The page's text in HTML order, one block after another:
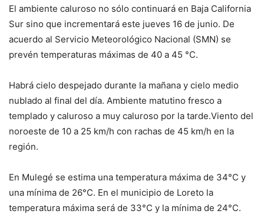
El ambiente caluroso no sólo continuará en Baja California
Sur sino que incrementará este jueves 16 de junio. De
acuerdo al Servicio Meteorológico Nacional (SMN) se
prevén temperaturas máximas de 40 a 45 °C.
Habrá cielo despejado durante la mañana y cielo medio
nublado al final del día. Ambiente matutino fresco a
templado y caluroso a muy caluroso por la tarde.Viento del
noroeste de 10 a 25 km/h con rachas de 45 km/h en la
región.
En Mulegé se estima una temperatura máxima de 34°C y
una mínima de 26°C. En el municipio de Loreto la
temperatura máxima será de 33°C y la mínima de 24°C.